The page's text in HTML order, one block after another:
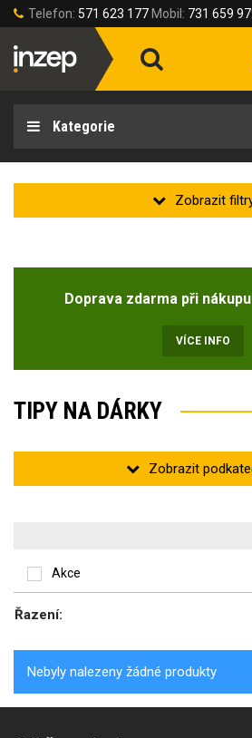
Telefon: 571 623 177 Mobil: 731 659
Kategorie
Doprava zdarma při
VÍCE INFO
TIPY NA DÁRKY
Pro děti
Řazení:
Akce
Nebyly nalezeny žádné produkty